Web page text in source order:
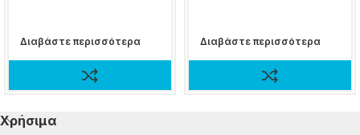
Διαβάστε περισσότερα Διαβάστε περισσότερα
Χρήσιμα